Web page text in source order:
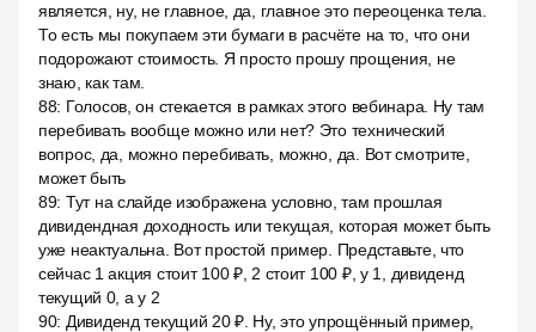
является, ну, не главное, да, главное это переоценка тела.
То есть мы покупаем эти бумаги в расчёте на то, что они
подорожают стоимость. Я просто прошу прощения, не
знаю, как там.
88: Голосов, он стекается в рамках этого вебинара. Ну там
перебивать вообще можно или нет? Это технический
вопрос, да, можно перебивать, можно, да. Вот смотрите,
может быть
89: Тут на слайде изображена условно, там прошлая
дивидендная доходность или текущая, которая может быть
уже неактуальна. Вот простой пример. Представьте, что
сейчас 1 акция стоит 100 ₽, 2 стоит 100 ₽, у 1, дивиденд
текущий 0, а у 2
90: Дивиденд текущий 20 ₽. Ну, это упрощённый пример,